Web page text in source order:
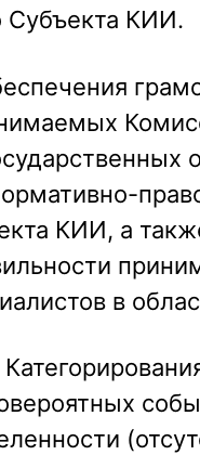
Субъекта КИИ.
КИИ, а
в